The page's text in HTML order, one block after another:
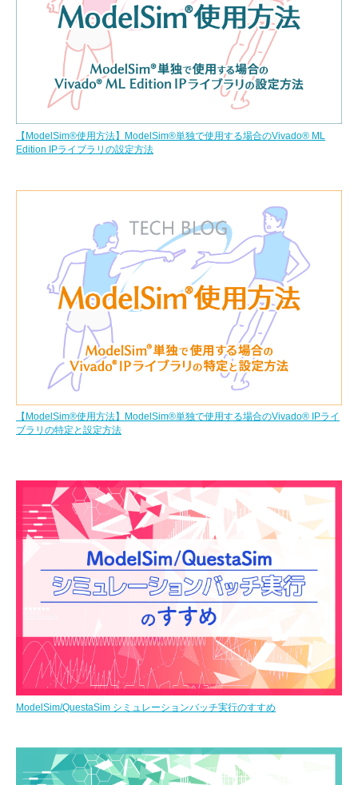
【ModelSim®使用方法】ModelSim®単独で使用する場合のVivado® ML
Edition IPライブラリの設定方法
【ModelSim®使用方法】ModelSim®単独で使用する場合のVivado® IPライ
ブラリの特定と設定方法
ModelSim/QuestaSim シミュレーションバッチ実行のすすめ